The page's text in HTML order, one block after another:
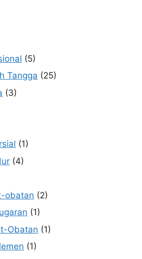
(5)
Tangga (25)
(3)
(1)
(4)
obatan (2)
(1)
Obatan (1)
(1)